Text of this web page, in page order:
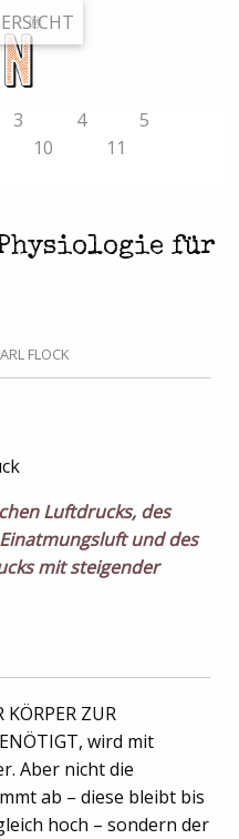
3 4
5
10
11
Physiologie für
FLOCK
Luftdrucks, des
und des
mit steigender
KÖRPER ZUR
wird mit
Aber nicht die
ab – diese bleibt bis
hoch – sondern der